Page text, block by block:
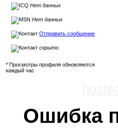
Нет данных
Нет данных
Отправить сообщение
скрыто
* Просмотры профиля обновляются
каждый час
Ошибка